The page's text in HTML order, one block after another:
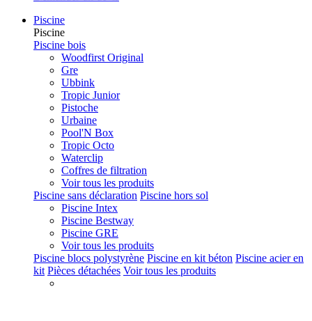
Piscine
Piscine
Piscine bois
Woodfirst Original
Gre
Ubbink
Tropic Junior
Pistoche
Urbaine
Pool'N Box
Tropic Octo
Waterclip
Coffres de filtration
Voir tous les produits
Piscine sans déclaration Piscine hors sol
Piscine Intex
Piscine Bestway
Piscine GRE
Voir tous les produits
Piscine blocs polystyrène Piscine en kit béton Piscine acier en
kit Pièces détachées Voir tous les produits